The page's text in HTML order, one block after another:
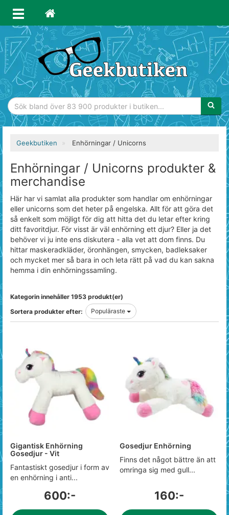
Geekbutiken Enhörningar / Unicorns
Enhörningar / Unicorns produkter &
merchandise
Här har vi samlat alla produkter som handlar om enhörningar
eller unicorns som det heter på engelska. Allt för att göra det
så enkelt som möjligt för dig att hitta det du letar efter kring
ditt favoritdjur. För visst är väl enhörning ett djur? Eller ja det
behöver vi ju inte ens diskutera - alla vet att dom finns. Du
hittar maskeradkläder, öronhängen, smycken, badleksaker
och mycket mer så bara in och leta rätt på vad du kan sakna
hemma i din enhörningssamling.
Kategorin innehåller 1953 produkt(er)
Sortera produkter efter:
Populäraste
Gigantisk Enhörning
Gosedjur - Vit
Fantastiskt gosedjur i form av
en enhörning i anti...
600:-
Gosedjur Enhörning
Finns det något bättre än att
omringa sig med gull...
160:-